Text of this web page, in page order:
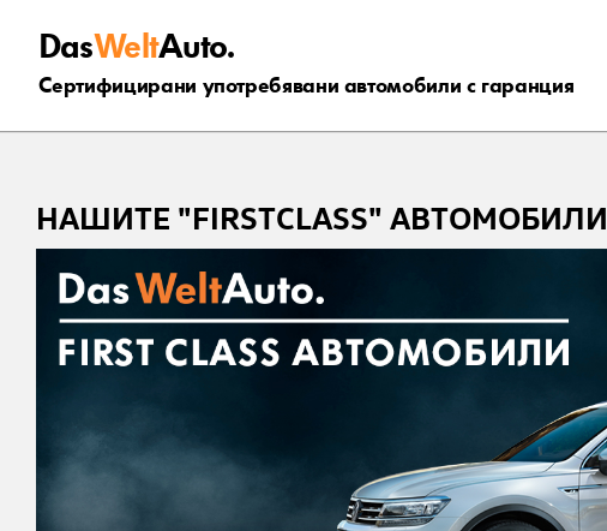
DasWeltAuto.
Сертифицирани употребявани автомобили с гаранция
НАШИТЕ "FIRSTCLASS" АВТОМОБИЛИ